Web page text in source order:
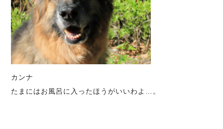
カンナ
たまにはお風呂に入ったほうがいいわよ…。